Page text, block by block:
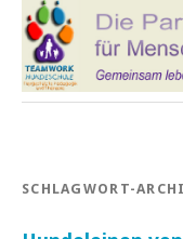
SCHLAGWORT-